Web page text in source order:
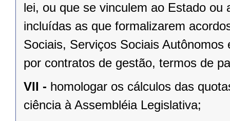
lei, ou que se vinculem ao Estado
incluídas as que formalizarem
Sociais, Serviços Sociais
por contratos de gestão, termos de
VII - homologar os cálculos das
ciência à Assembléia Legislativa;